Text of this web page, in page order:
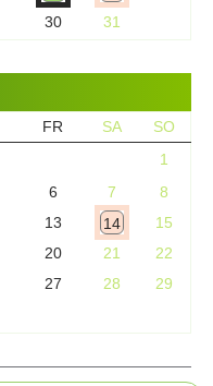
30 31
FR SA
SO
1
6 7
8
13 14
15
20 21
22
27 28
29